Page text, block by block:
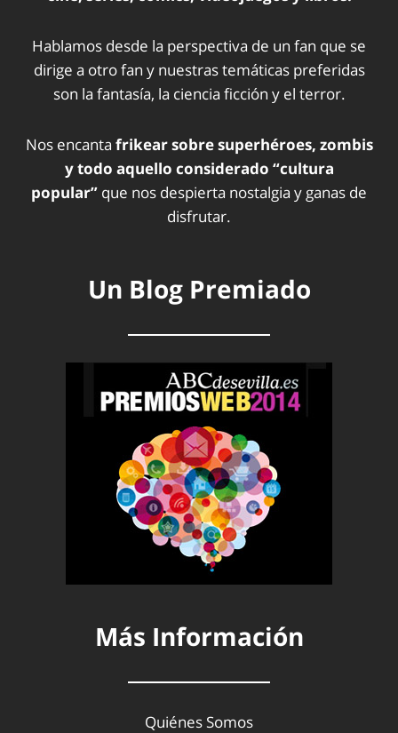
Hablamos desde la perspectiva de un fan que se
dirige a otro fan y nuestras temáticas preferidas
son la fantasía, la ciencia ficción y el terror.
Nos encanta frikear sobre superhéroes, zombis
y todo aquello considerado “cultura
popular” que nos despierta nostalgia y ganas de
disfrutar.
Un Blog Premiado
Más Información
Quiénes Somos